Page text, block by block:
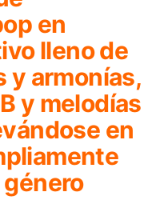
en
lleno de
y armonías,
y melodías
en